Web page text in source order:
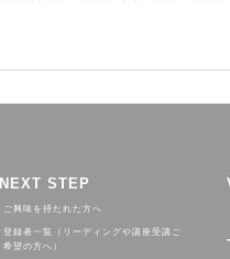
NEXT STEP
ご興味を持たれた方へ
登録者一覧（リーディングや講座受講ご
希望の方へ）